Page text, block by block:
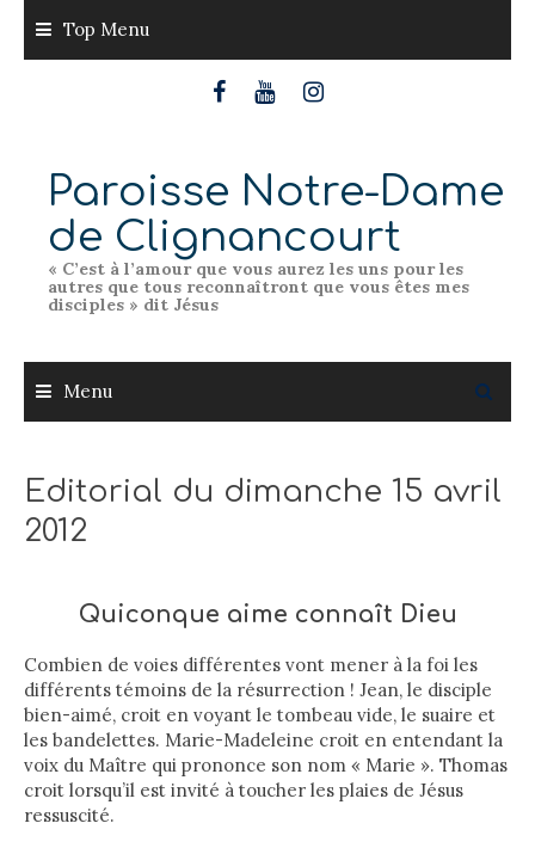
content
Top Menu
Paroisse Notre-Dame
de Clignancourt
« C’est à l’amour que vous aurez les uns pour les
autres que tous reconnaîtront que vous êtes mes
disciples » dit Jésus
Menu
Editorial du dimanche 15 avril
2012
Quiconque aime connaît Dieu
Combien de voies différentes vont mener à la foi les
différents témoins de la résurrection ! Jean, le disciple
bien-aimé, croit en voyant le tombeau vide, le suaire et
les bandelettes. Marie-Madeleine croit en entendant la
voix du Maître qui prononce son nom « Marie ». Thomas
croit lorsqu’il est invité à toucher les plaies de Jésus
ressuscité.